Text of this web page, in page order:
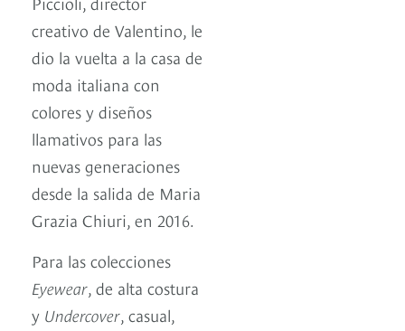
creativo de Valentino, le
dio la vuelta a la casa de
moda italiana con
colores y diseños
llamativos para las
nuevas generaciones
desde la salida de Maria
Grazia Chiuri, en 2016.
Para las colecciones
Eyewear, de alta costura
y Undercover, casual,